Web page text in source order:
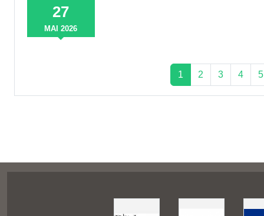
27
MAI 2026
1 2 3 4 5